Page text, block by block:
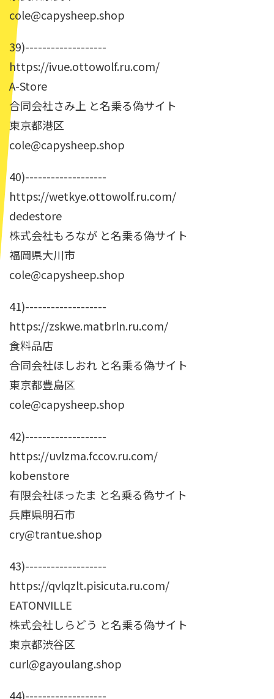
cole@capysheep.shop
39)-------------------
https://ivue.ottowolf.ru.com/
A-Store
合同会社さみ上 と名乗る偽サイト
東京都港区
cole@capysheep.shop
40)-------------------
https://wetkye.ottowolf.ru.com/
dedestore
株式会社もろなが と名乗る偽サイト
福岡県大川市
cole@capysheep.shop
41)-------------------
https://zskwe.matbrln.ru.com/
食料品店
合同会社ほしおれ と名乗る偽サイト
東京都豊島区
cole@capysheep.shop
42)-------------------
https://uvlzma.fccov.ru.com/
kobenstore
有限会社ほったま と名乗る偽サイト
兵庫県明石市
cry@trantue.shop
43)-------------------
https://qvlqzlt.pisicuta.ru.com/
EATONVILLE
株式会社しらどう と名乗る偽サイト
東京都渋谷区
curl@gayoulang.shop
44)-------------------